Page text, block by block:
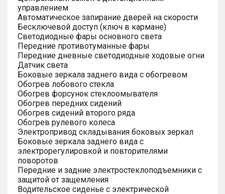
управлением
Автоматическое запирание дверей на скорости
Бесключевой доступ (ключ в кармане)
Светодиодные фары основного света
Передние противотуманные фары
Передние дневные светодиодные ходовые огни
Датчик света
Боковые зеркала заднего вида с обогревом
Обогрев лобового стекла
Обогрев форсунок стеклоомывателя
Обогрев передних сидений
Обогрев сидений второго ряда
Обогрев рулевого колеса
Электропривод складывания боковых зеркал
Боковые зеркала заднего вида с
электрорегулировкой и повторителями
поворотов
Передние и задние электростеклоподъемники с
защитой от защемления
Водительское сиденье с электрической